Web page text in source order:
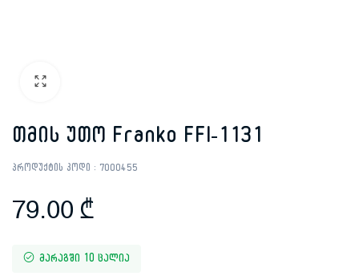
თმის უთო Franko FFI-1131
პროდუქტის კოდი : 7000455
79.00 ₾
მარაგში 10 ცალია